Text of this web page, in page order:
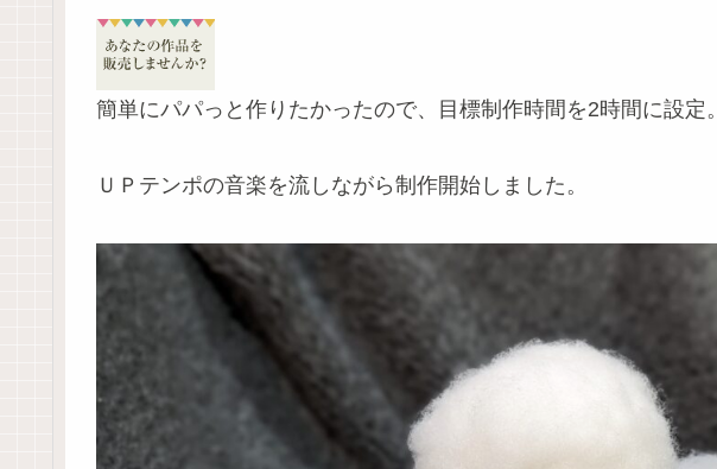
簡単にパパっと作りたかったので、目標制作時間を2時間に設定。
ＵＰテンポの音楽を流しながら制作開始しました。